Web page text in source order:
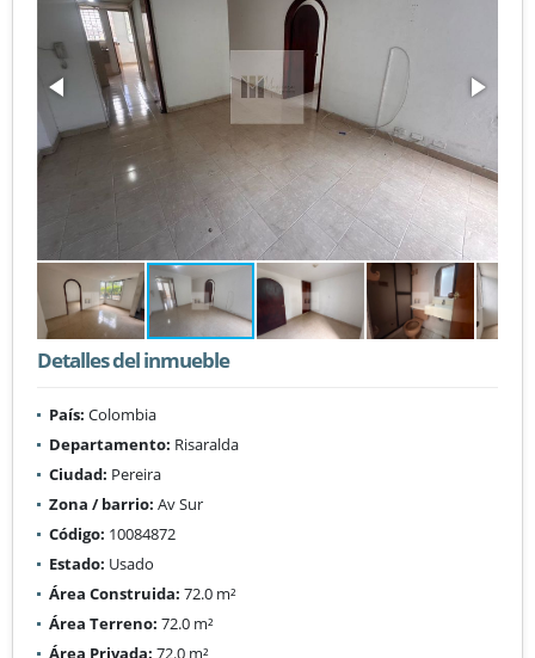
Detalles del inmueble
País: Colombia
Departamento: Risaralda
Ciudad: Pereira
Zona / barrio: Av Sur
Código: 10084872
Estado: Usado
Área Construida: 72.0 m²
Área Terreno: 72.0 m²
Área Privada: 72.0 m²